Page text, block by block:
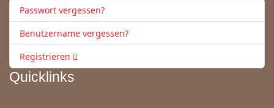
Quicklinks
Passwort vergessen?
Benutzername vergessen?
Registrieren